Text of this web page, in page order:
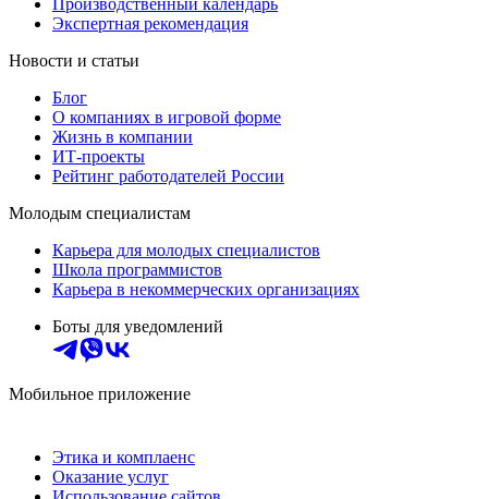
Производственный календарь
Экспертная рекомендация
Новости и статьи
Блог
О компаниях в игровой форме
Жизнь в компании
ИТ-проекты
Рейтинг работодателей России
Молодым специалистам
Карьера для молодых специалистов
Школа программистов
Карьера в некоммерческих организациях
Боты для уведомлений
Мобильное приложение
Этика и комплаенс
Оказание услуг